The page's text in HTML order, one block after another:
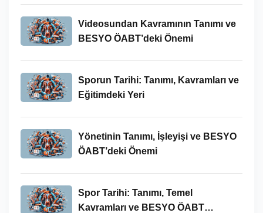
Videosundan Kavramının Tanımı ve
BESYO ÖABT’deki Önemi
Sporun Tarihi: Tanımı, Kavramları ve
Eğitimdeki Yeri
Yönetinin Tanımı, İşleyişi ve BESYO
ÖABT’deki Önemi
Spor Tarihi: Tanımı, Temel
Kavramları ve BESYO ÖABT